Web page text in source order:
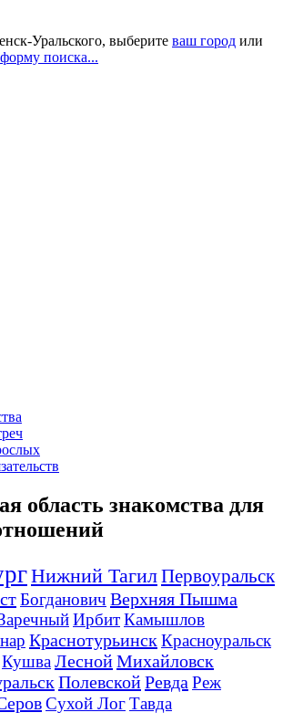
Уральского, выберите ваш город или
форму поиска...
область знакомства для
Нижний ТагилПервоуральск
Богданович Верхняя Пышма
ИрбитКамышлов
КраснотурьинскКрасноуральск
КушваЛеснойМихайловск
ПолевскойРевда Реж
Сухой ЛогТавда